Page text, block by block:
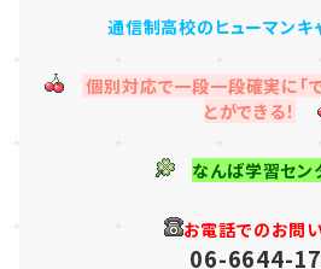
通信制高校のヒューマンキ
個別対応で一段一段確実に「
とができる！
なんば学習セン
お電話でのお問
06-6644-